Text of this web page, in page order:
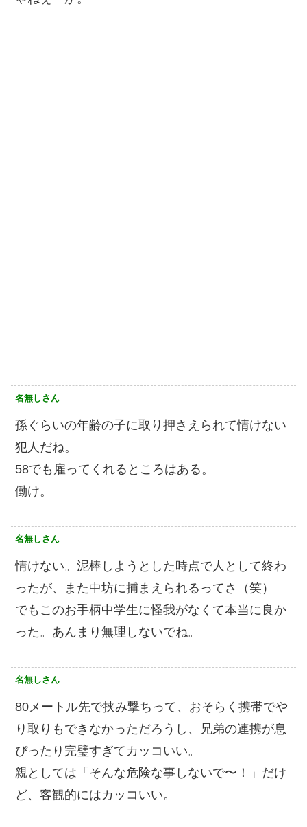
名無しさん
孫ぐらいの年齢の子に取り押さえられて情けない
犯人だね。
58でも雇ってくれるところはある。
働け。
名無しさん
情けない。泥棒しようとした時点で人として終わ
ったが、また中坊に捕まえられるってさ（笑）
でもこのお手柄中学生に怪我がなくて本当に良か
った。あんまり無理しないでね。
名無しさん
80メートル先で挟み撃ちって、おそらく携帯でや
り取りもできなかっただろうし、兄弟の連携が息
ぴったり完璧すぎてカッコいい。
親としては「そんな危険な事しないで〜！」だけ
ど、客観的にはカッコいい。